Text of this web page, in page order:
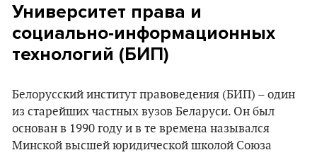
Университет права и
социально-информационных
технологий (БИП)
Белорусский институт правоведения (БИП) – один
из старейших частных вузов Беларуси. Он был
основан в 1990 году и в те времена назывался
Минской высшей юридической школой Союза